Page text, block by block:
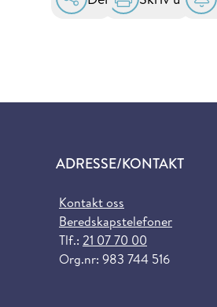
ADRESSE/KONTAKT
Kontakt oss
Beredskapstelefoner
Tlf.: 21 07 70 00
Org.nr: 983 744 516